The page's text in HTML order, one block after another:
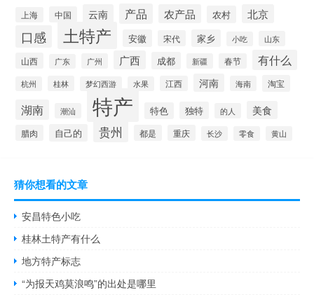
上海 中国 云南 产品 农产品 农村 北京
口感 土特产 安徽 宋代 家乡 小吃 山东
山西 广东 广州 广西 成都 新疆 春节 有什么
杭州 桂林 梦幻西游 水果 江西 河南 海南 淘宝
湖南 潮汕 特产 特色 独特 的人 美食
腊肉 自己的 贵州 都是 重庆 长沙 零食 黄山
猜你想看的文章
安昌特色小吃
桂林土特产有什么
地方特产标志
“为报天鸡莫浪鸣”的出处是哪里